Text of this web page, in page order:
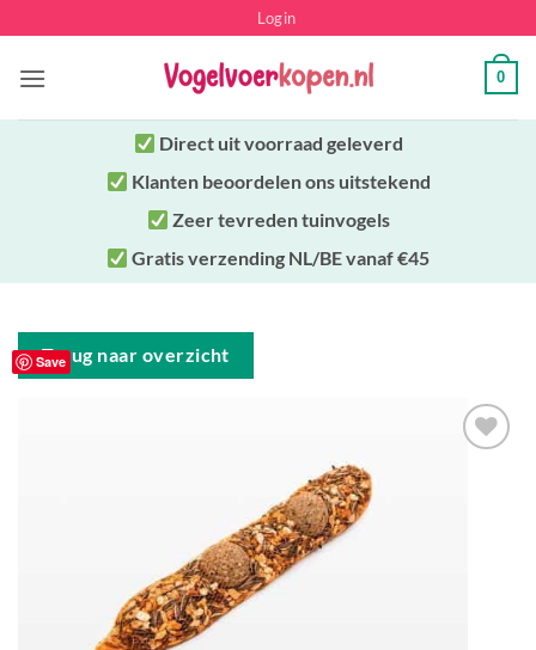
naar
inhoud
Login
0
Direct uitvoorraad geleverd
Klanten beoordelen ons uitstekend
Zeer tevreden tuinvogels
Gratis verzending NL/BE vanaf €45
Terug naar overzicht
Save